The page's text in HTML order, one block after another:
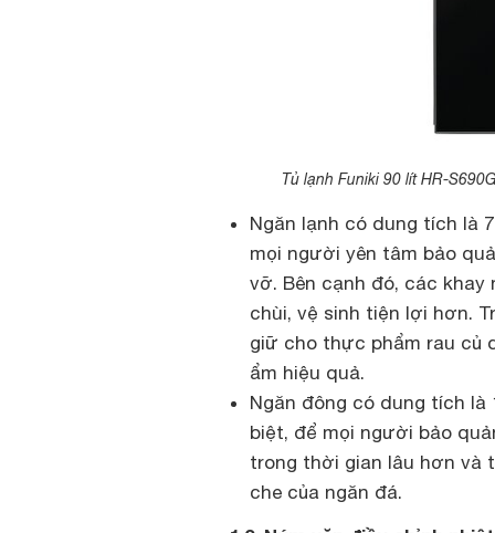
Tủ lạnh Funiki 90 lít HR-
Ngăn lạnh có dung tích là
mọi người yên tâm bảo
vỡ. Bên cạnh đó, các
chùi, vệ sinh tiện lợi hơn.
giữ cho thực phẩm rau củ
ẩm hiệu quả.
Ngăn đông có dung tích
biệt, để mọi người bảo
trong thời gian lâu hơn và
che của ngăn đá.